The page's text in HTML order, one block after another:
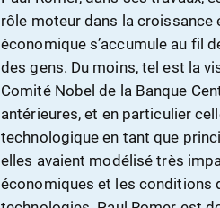
rôle moteur dans la croissance
économique s’accumule au fil
des gens. Du moins, tel est la
Comité Nobel de la Banque
antérieures, et en particulier
technologique en tant que
elles avaient modélisé très
économiques et les conditions